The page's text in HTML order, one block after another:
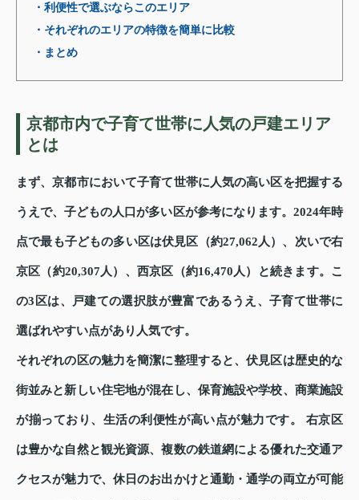
・利便性で選ぶならこのエリア
・それぞれのエリアの特徴を簡単に比較
・まとめ
京都市内で子育て世帯に人気の戸建エリア
とは
まず、京都市において子育て世帯に人気の高い区を把握する
うえで、子どもの人口が多い区が参考になります。2024年時
点で最も子どもの多い区は伏見区（約27,062人）、次いで右
京区（約20,307人）、西京区（約16,470人）と続きます。こ
の3区は、戸建ての選択肢が豊富であるうえ、子育て世帯に
選ばれやすい点があり人気です。
それぞれの区の魅力を簡潔に整理すると、伏見区は歴史的な
街並みと新しい住宅地が混在し、保育施設や学校、商業施設
が揃っており、生活の利便性が高い点が魅力です。 右京区
は豊かな自然と観光資源、複数の鉄道網による優れた交通ア
クセスが魅力で、休日のお出かけと通勤・通学の両立が可能